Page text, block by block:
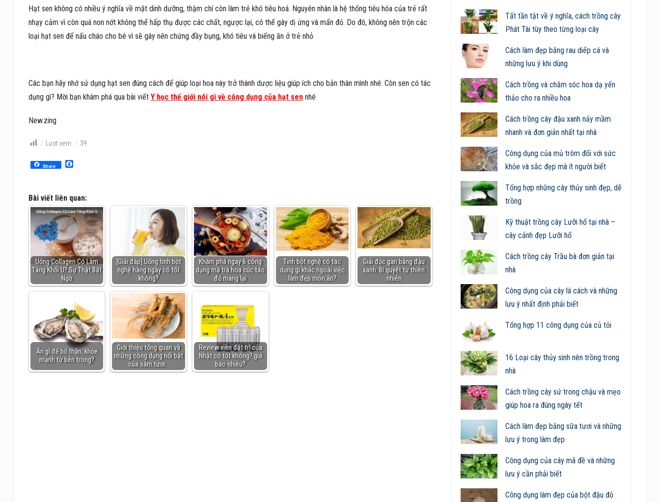
Hạt sen không có nhiều ý nghĩa về mặt dinh dưỡng, thậm chí còn làm trẻ khó tiêu hoá. Nguyên nhân là hệ thống tiêu hóa của trẻ rất
nhạy cảm vì còn quá non nớt không thể hấp thụ được các chất, ngược lại, có thể gây dị ứng và mẩn đỏ. Do đó, không nên trộn các
loại hạt sen để nấu cháo cho bé vì sẽ gây nên chứng đầy bụng, khó tiêu và biếng ăn ở trẻ nhỏ
Các bạn hãy nhớ sử dụng hạt sen đúng cách để giúp loại hoa này trở thành dược liệu giúp ích cho bản thân mình nhé. Còn sen có tác
dụng gì? Mời bạn khám phá qua bài viết Y học thế giới nói gì về công dụng của hạt sennhé
New.zing
Lượt xem: 39
Share Facebook
Bài viết liên quan:
Uống Collagen Có Làm
Tăng Khối U? Sự Thật Bất
Ngờ
[Giải đáp] Uống tinh bột
nghệ hàng ngày có tốt
không?
Khám phá ngay 6 công
dụng mà trà hoa cúc táo
đỏ mang lại
Tinh bột nghệ có tác
dụng gì khác ngoài việc
làm đẹp món ăn?
Giải độc gan bằng đậu
xanh: Bí quyết từ thiên
nhiên
Ăn gì để bổ thận, khỏe
mạnh từ bên trong?
Giới thiệu tổng quan và
những công dụng nổi bật
của sâm tươi…
Review viên đặt trĩ của
Nhật có tốt không? giá
bao nhiêu?
Tất tần tật về ý nghĩa, cách trồng cây
Phát Tài tùy theo từng loại cây
Cách làm đẹp bằng rau diếp cá và
những lưu ý khi dùng
Cách trồng và chăm sóc hoa dạ yến
thảo cho ra nhiều hoa
Cách trồng cây đậu xanh nảy mầm
nhanh và đơn giản nhất tại nhà
Công dụng của mủ trôm đối với sức
khỏe và sắc đẹp mà ít người biết
Tổng hợp những cây thủy sinh đẹp, dễ
trồng
Kỹ thuật trồng cây Lưỡi hổ tại nhà –
cây cảnh đẹp Lưỡi hổ
Cách trồng cây Trầu bà đơn giản tại
nhà
Công dụng của cây lá cách và những
lưu ý nhất định phải biết
Tổng hợp 11 công dụng của củ tỏi
16 Loại cây thủy sinh nên trồng trong
nhà
Cách trồng cây sứ trong chậu và mẹo
giúp hoa ra đúng ngày tết
Cách làm đẹp bằng sữa tươi và những
lưu ý trong làm đẹp
Công dụng của cây mã đề và những
lưu ý cần phải biết
Công dụng làm đẹp của bột đậu đỏ